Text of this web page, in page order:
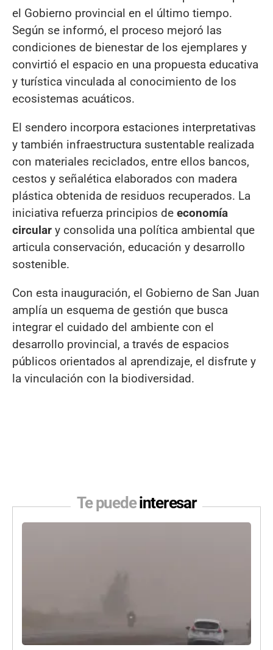
el Gobierno provincial en el último tiempo.
Según se informó, el proceso mejoró las
condiciones de bienestar de los ejemplares y
convirtió el espacio en una propuesta educativa
y turística vinculada al conocimiento de los
ecosistemas acuáticos.
El sendero incorpora estaciones interpretativas
y también infraestructura sustentable realizada
con materiales reciclados, entre ellos bancos,
cestos y señalética elaborados con madera
plástica obtenida de residuos recuperados. La
iniciativa refuerza principios de economía
circular y consolida una política ambiental que
articula conservación, educación y desarrollo
sostenible.
Con esta inauguración, el Gobierno de San Juan
amplía un esquema de gestión que busca
integrar el cuidado del ambiente con el
desarrollo provincial, a través de espacios
públicos orientados al aprendizaje, el disfrute y
la vinculación con la biodiversidad.
Te puedeinteresar